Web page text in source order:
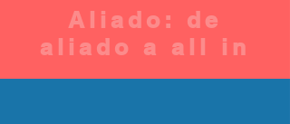
Aliado: de
aliado a all in